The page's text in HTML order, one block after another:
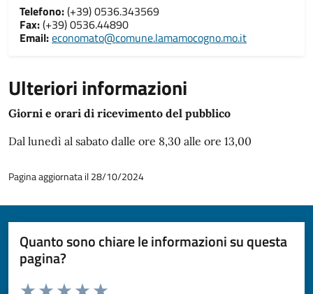
Telefono:(+39) 0536.343569
Fax:(+39) 0536.44890
Email:economato@comune.lamamocogno.mo.it
Ulteriori informazioni
Giorni e orari di ricevimento del pubblico
Dal lunedì al sabato dalle ore 8,30 alle ore 13,00
Pagina aggiornata il 28/10/2024
Quanto sono chiare le informazioni su questa
pagina?
Valuta da 1 a 5 stelle la pagina